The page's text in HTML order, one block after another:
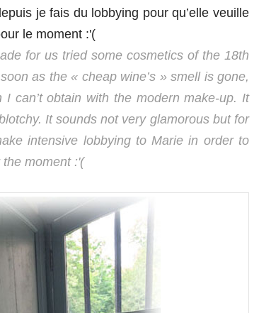
je fais du lobbying pour qu’elle veuille
le moment :'(
for us tried some cosmetics of the 18th
as the « cheap wine’s » smell is gone,
can’t obtain with the modern make-up. It
It sounds not very glamorous but for
intensive lobbying to Marie in order to
moment :'(